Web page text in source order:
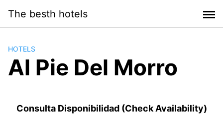
contenido
The besth hotels
HOTELS
Al Pie Del Morro
Consulta Disponibilidad (Check Availability)